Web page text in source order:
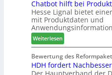
t
a
g
n
d
-
V
e
r
b
i
n
t
i
o
n
s
w
o
c
h
T
e
c
m
e
l
d
e
t
Chatbot hilft bei
Hesse Lignal bietet
mit Produktdaten und
Weiterlesen:
C
h
a
t
Bewertung des
HDH fordert